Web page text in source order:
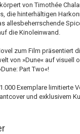
von Timothée
die hinterhältigen
allesbeherrschende
die Kinoleinwand.
zum Film präsentiert
von »Dune« auf visuell
Part Two«!
Exemplare limitierte
und exklusivem